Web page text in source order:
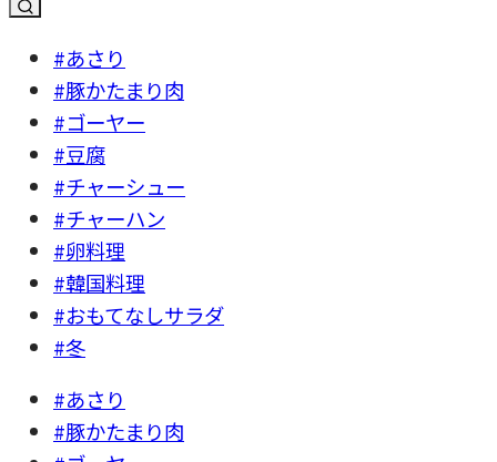
#あさり
#豚かたまり肉
#ゴーヤー
#豆腐
#チャーシュー
#チャーハン
#卵料理
#韓国料理
#おもてなしサラダ
#冬
#あさり
#豚かたまり肉